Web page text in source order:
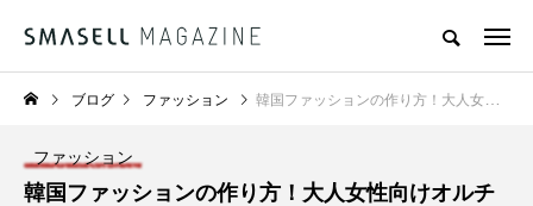
ブログ ファッション 韓国ファッションの作り方！大人女性向けオルチャンファッション特集
ファッション
韓国ファッションの作り方！大人女性向けオルチ